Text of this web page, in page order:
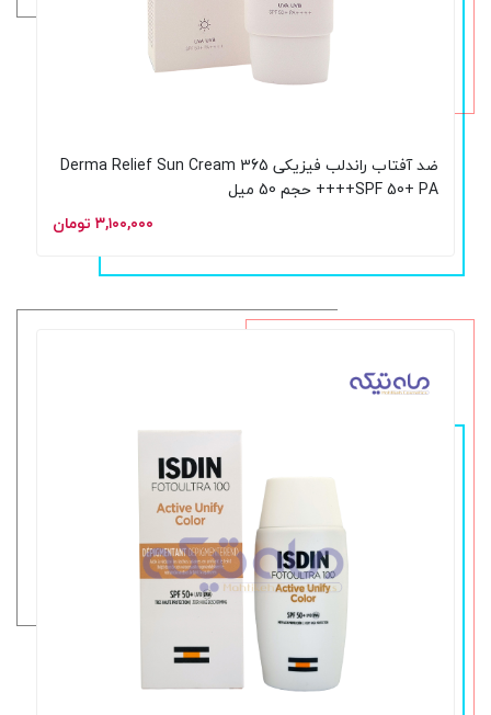
ضد آفتاب راندلب فیزیکی 365 Derma Relief Sun Cream
SPF 50+ PA++++ حجم 50 میل
۳,۱۰۰,۰۰۰ تومان